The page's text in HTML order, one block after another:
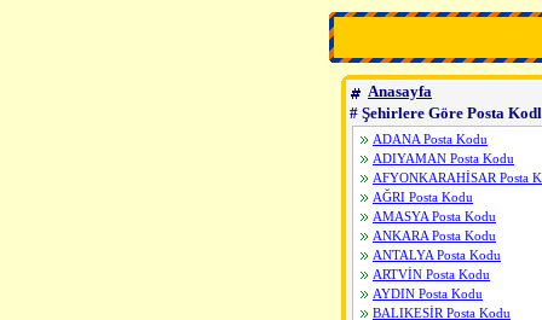
Anasayfa
# Şehirlere Göre Posta
ADANA Posta Kodu
ADIYAMAN Posta Kodu
AFYONKARAHİSAR Posta
AĞRI Posta Kodu
AMASYA Posta Kodu
ANKARA Posta Kodu
ANTALYA Posta Kodu
ARTVİN Posta Kodu
AYDIN Posta Kodu
BALIKESİR Posta Kodu